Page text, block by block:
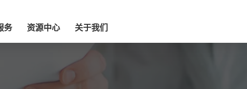
务 资源中心 关于我们